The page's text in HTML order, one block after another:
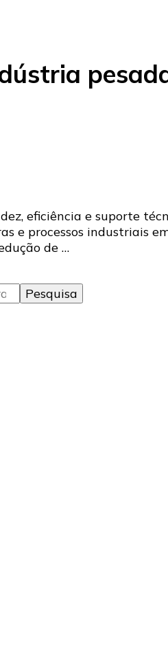
eficiência e suporte
e processos industriais
de …